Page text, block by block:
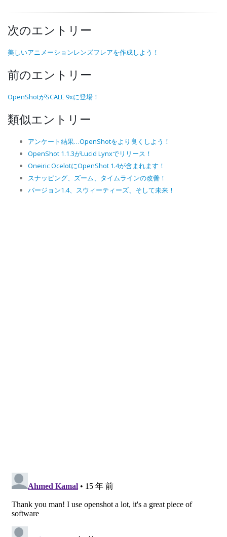
次のエントリー
美しいアニメーションレンズフレアを作成しよう！
前のエントリー
OpenShotがSCALE 9xに登場！
類似エントリー
アンケート結果…OpenShotをより良くしよう！
OpenShot 1.1.3がLucid Lynxでリリース！
Oneiric OcelotにOpenShot 1.4が含まれます！
スナッピング、ズーム、タイムラインの改善！
バージョン1.4、スウィーティーズ、そして未来！